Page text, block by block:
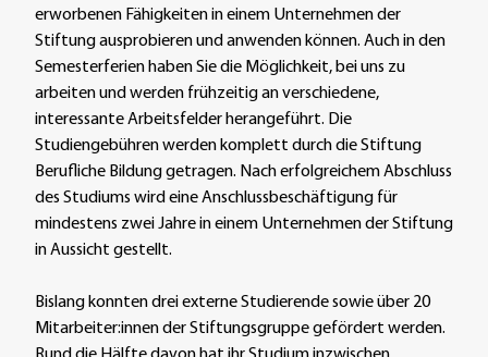
erworbenen Fähigkeiten in einem Unternehmen der
Stiftung ausprobieren und anwenden können. Auch in den
Semesterferien haben Sie die Möglichkeit, bei uns zu
arbeiten und werden frühzeitig an verschiedene,
interessante Arbeitsfelder herangeführt. Die
Studiengebühren werden komplett durch die Stiftung
Berufliche Bildung getragen. Nach erfolgreichem Abschluss
des Studiums wird eine Anschlussbeschäftigung für
mindestens zwei Jahre in einem Unternehmen der Stiftung
in Aussicht gestellt.
Bislang konnten drei externe Studierende sowie über 20
Mitarbeiter:innen der Stiftungsgruppe gefördert werden.